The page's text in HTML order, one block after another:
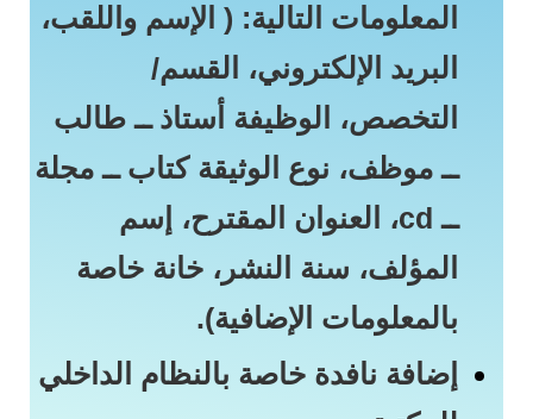
المعلومات التالية: ( الإسم واللقب،
البريد الإلكتروني، القسم/
التخصص، الوظيفة أستاذ ــ طالب
ــ موظف، نوع الوثيقة كتاب ــ مجلة
ــ cd، العنوان المقترح، إسم
المؤلف، سنة النشر، خانة خاصة
بالمعلومات الإضافية).
إضافة نافدة خاصة بالنظام الداخلي